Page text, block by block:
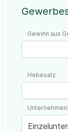
Gewinn aus
Hebesatz